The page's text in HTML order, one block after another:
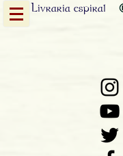
Livraria espiral